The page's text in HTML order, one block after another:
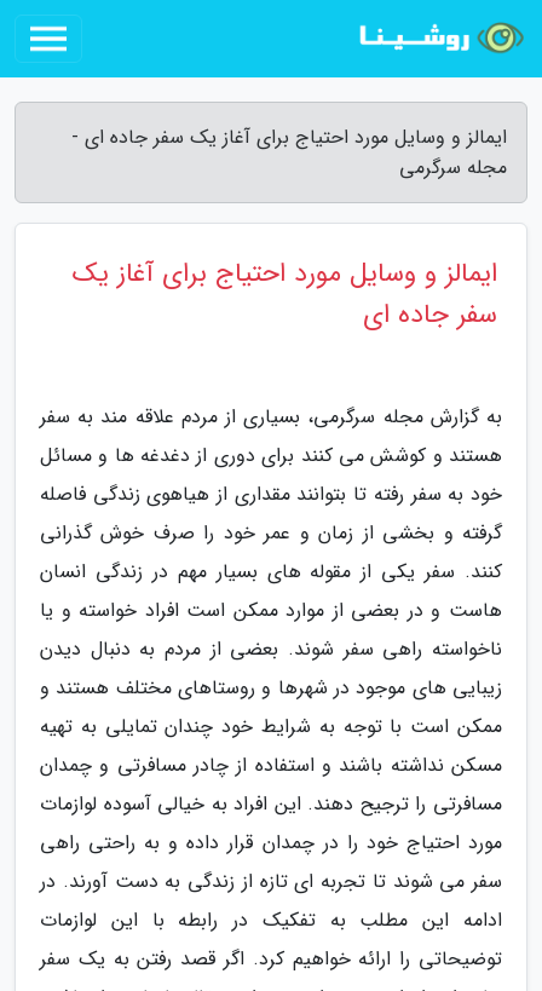
ایمالز و وسایل مورد احتیاج برای آغاز یک سفر جاده ای -
مجله سرگرمی
ایمالز و وسایل مورد احتیاج برای آغاز یک
سفر جاده ای
به گزارش مجله سرگرمی، بسیاری از مردم علاقه مند به سفر
هستند و کوشش می کنند برای دوری از دغدغه ها و مسائل
خود به سفر رفته تا بتوانند مقداری از هیاهوی زندگی فاصله
گرفته و بخشی از زمان و عمر خود را صرف خوش گذرانی
کنند. سفر یکی از مقوله های بسیار مهم در زندگی انسان
هاست و در بعضی از موارد ممکن است افراد خواسته و یا
ناخواسته راهی سفر شوند. بعضی از مردم به دنبال دیدن
زیبایی های موجود در شهرها و روستاهای مختلف هستند و
ممکن است با توجه به شرایط خود چندان تمایلی به تهیه
مسکن نداشته باشند و استفاده از چادر مسافرتی و چمدان
مسافرتی را ترجیح دهند. این افراد به خیالی آسوده لوازمات
مورد احتیاج خود را در چمدان قرار داده و به راحتی راهی
سفر می شوند تا تجربه ای تازه از زندگی به دست آورند. در
ادامه این مطلب به تفکیک در رابطه با این لوازمات
توضیحاتی را ارائه خواهیم کرد. اگر قصد رفتن به یک سفر